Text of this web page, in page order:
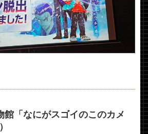
館「なにがスゴイのこのカメ